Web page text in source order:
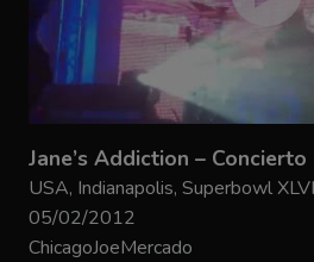
Jane’s Addiction –
USA, Indianapolis, Superbowl
05/02/2012
ChicagoJoeMercado